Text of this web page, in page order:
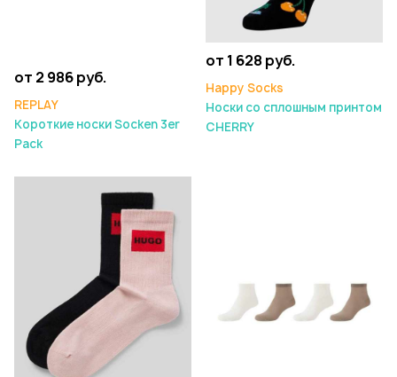
от 2 986 руб.
REPLAY
Короткие носки Socken 3er
Pack
от 1 628 руб.
Happy Socks
Носки со сплошным принтом
CHERRY